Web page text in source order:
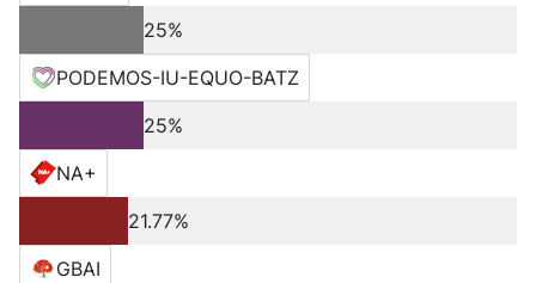
25%
PODEMOS-IU-EQUO-BATZ
25%
NA+
21.77%
GBAI